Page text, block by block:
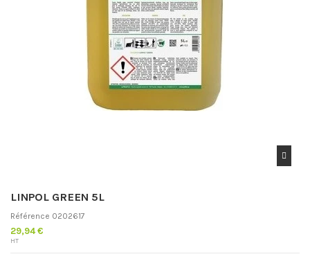
LINPOL GREEN 5L
Référence 0202617
29,94 €
HT